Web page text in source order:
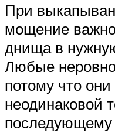
При
мощение
днища в
Любые
потому что
неодинаковой